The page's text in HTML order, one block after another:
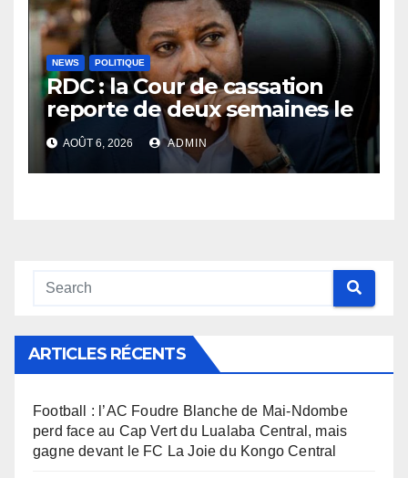
NEWS POLITIQUE
RDC : la Cour de cassation
reporte de deux semaines le
procès Frivao
AOÛT 6, 2026 ADMIN
ARTICLES RÉCENTS
Football : l’AC Foudre Blanche de Mai-Ndombe
perd face au Cap Vert du Lualaba Central, mais
gagne devant le FC La Joie du Kongo Central